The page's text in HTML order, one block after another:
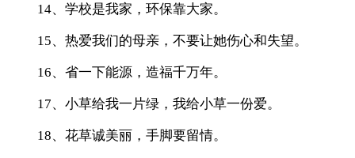
14、学校是我家，环保靠大家。
15、热爱我们的母亲，不要让她伤心和失望。
16、省一下能源，造福千万年。
17、小草给我一片绿，我给小草一份爱。
18、花草诚美丽，手脚要留情。